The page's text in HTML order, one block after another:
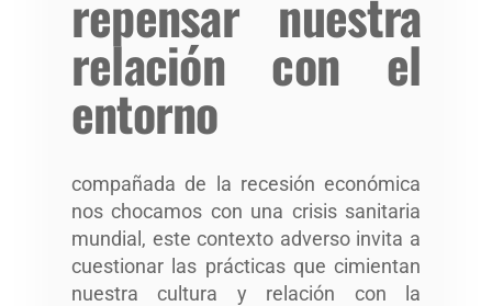
repensar nuestra
relación con el
entorno
compañada de la recesión económica
nos chocamos con una crisis sanitaria
mundial, este contexto adverso invita a
cuestionar las prácticas que cimientan
nuestra cultura y relación con la